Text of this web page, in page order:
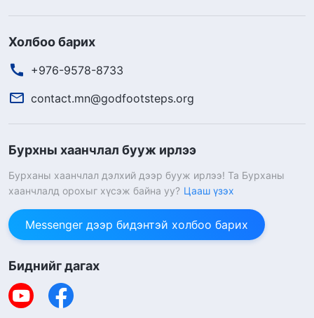
Холбоо барих
+976-9578-8733
contact.mn@godfootsteps.org
Бурхны хаанчлал бууж ирлээ
Бурханы хаанчлал дэлхий дээр бууж ирлээ! Та Бурханы
хаанчлалд орохыг хүсэж байна уу? Цааш үзэх
Messenger дээр бидэнтэй холбоо барих
Биднийг дагах